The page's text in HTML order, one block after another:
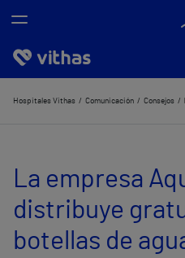
Nosotros
Servicios de salud
Equipo médico y asistencial
Hospitales Vithas Comunicación Consejos
La empresa
distribuye
botellas de